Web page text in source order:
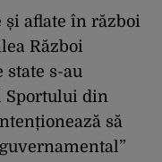
și aflate în război
Război
s-au
din
să